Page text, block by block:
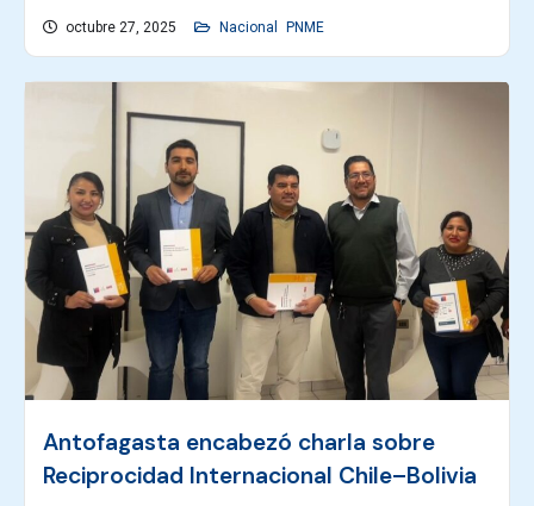
octubre 27, 2025 Nacional PNME
Antofagasta encabezó charla sobre
Reciprocidad Internacional Chile–Bolivia